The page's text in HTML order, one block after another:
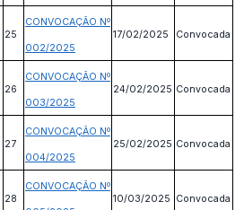
25
CONVOCAÇÃO Nº
002/2025
17/02/2025 Convocada
26
CONVOCAÇÃO Nº
003/2025
24/02/2025 Convocada
27
CONVOCAÇÃO Nº
004/2025
25/02/2025 Convocada
28
CONVOCAÇÃO Nº
10/03/2025 Convocada